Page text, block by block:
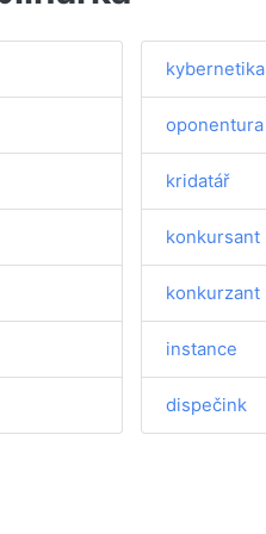
kybernetika
oponentura
kridatář
konkursant
konkurzant
instance
dispečink